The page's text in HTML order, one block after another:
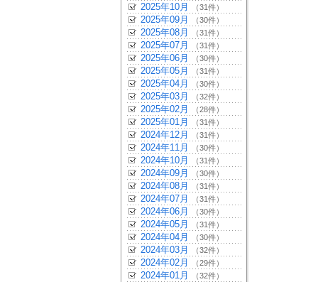
2025年10月 （31件）
2025年09月 （30件）
2025年08月 （31件）
2025年07月 （31件）
2025年06月 （30件）
2025年05月 （31件）
2025年04月 （30件）
2025年03月 （32件）
2025年02月 （28件）
2025年01月 （31件）
2024年12月 （31件）
2024年11月 （30件）
2024年10月 （31件）
2024年09月 （30件）
2024年08月 （31件）
2024年07月 （31件）
2024年06月 （30件）
2024年05月 （31件）
2024年04月 （30件）
2024年03月 （32件）
2024年02月 （29件）
2024年01月 （32件）